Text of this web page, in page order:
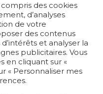
des cookies
d’analyses
de votre
des contenus
et analyser la
publicitaires. Vous
en cliquant sur «
« Personnaliser mes